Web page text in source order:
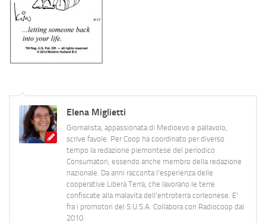
Elena Miglietti
Giornalista, appassionata di Medioevo e pallavolo,
scrive favole. Per Coop ha coordinato per diverso
tempo la redazione piemontese del periodico
Consumatori, essendo anche membro della redazione
nazionale. Da anni racconta l'esperienza delle
cooperative Libera Terra, che lavorano le terre
confiscate alla malavita dell'entroterra corleonese. E'
fra i promotori del S.U.S.A. Collabora con Radiocoop dal
2010.